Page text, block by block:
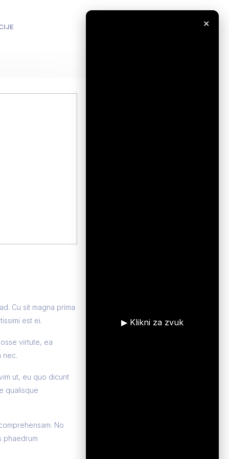
Cu sit magna prima
est ei.
virtute, ea
nec.
ut, eu quo dicunt
qualisque
No
phaedrum
▶ Klikni za zvuk
✕